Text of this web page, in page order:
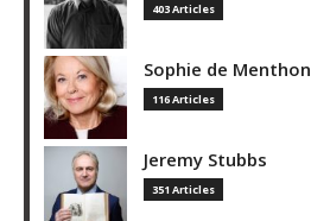
403 Articles
Sophie de Menthon
116 Articles
Jeremy Stubbs
351 Articles